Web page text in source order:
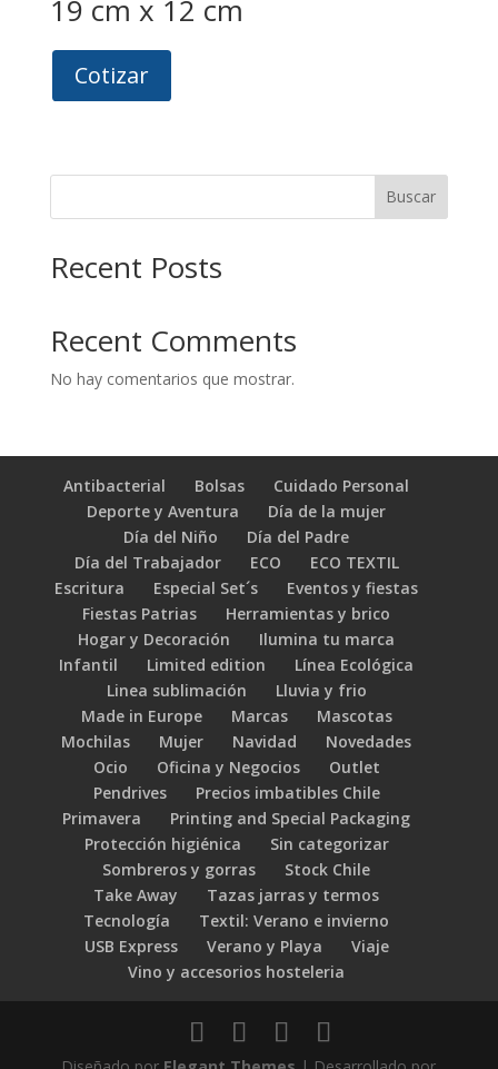
19 cm x 12 cm
Cotizar
Buscar
Recent Posts
Recent Comments
No hay comentarios que mostrar.
Antibacterial Bolsas
Cuidado Personal
Deporte y Aventura
Día de la mujer
Día del Niño
Día del Padre
Día del Trabajador
ECO
ECO TEXTIL
Escritura
Especial Set´s
Eventos y fiestas
Fiestas Patrias
Herramientas y brico
Hogar y Decoración
Ilumina tu marca
Infantil
Limited edition
Línea Ecológica
Linea sublimación
Lluvia y frio
Made in Europe
Marcas
Mascotas
Mochilas
Mujer Navidad
Novedades
Ocio
Oficina y Negocios
Outlet
Pendrives
Precios imbatibles Chile
Primavera
Printing and Special Packaging
Protección higiénica
Sin categorizar
Sombreros y gorras
Stock Chile
Take Away
Tazas jarras y termos
Tecnología
Textil: Verano e invierno
USB Express
Verano y Playa
Viaje
Vino y accesorios hosteleria